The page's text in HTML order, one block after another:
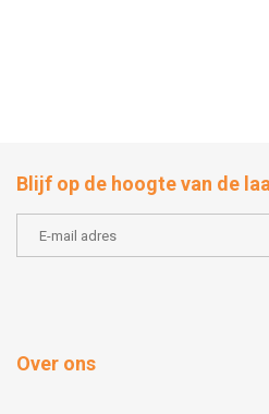
Blijf op de hoogte van de
Over ons